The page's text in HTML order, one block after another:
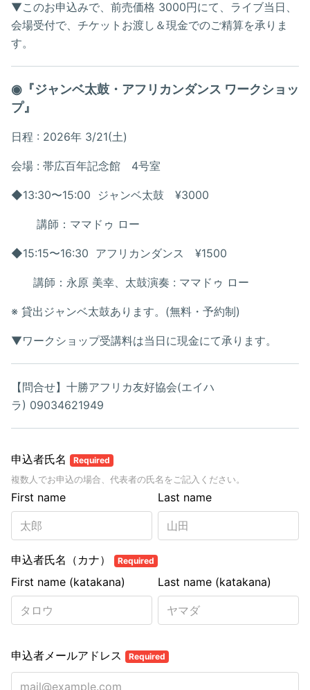
▼このお申込みで、前売価格 3000円にて、ライブ当日、
会場受付で、チケットお渡し＆現金でのご精算を承りま
す。
◉『ジャンベ太鼓・アフリカンダンス ワークショッ
プ』
日程 : 2026年 3/21(土)
会場 : 帯広百年記念館 4号室
◆13:30〜15:00 ジャンベ太鼓 ¥3000
講師：ママドゥ ロー
◆15:15〜16:30 アフリカンダンス ¥1500
講師：永原 美幸、太鼓演奏 : ママドゥ ロー
※ 貸出ジャンベ太鼓あります。(無料・予約制)
▼ワークショップ受講料は当日に現金にて承ります。
【問合せ】十勝アフリカ友好協会(エイハ
ラ) 09034621949
申込者氏名 Required
複数人でお申込の場合、代表者の氏名をご記入ください。
Last name
First name
申込者氏名（カナ） Required
Last name (katakana)
First name (katakana)
申込者メールアドレス Required